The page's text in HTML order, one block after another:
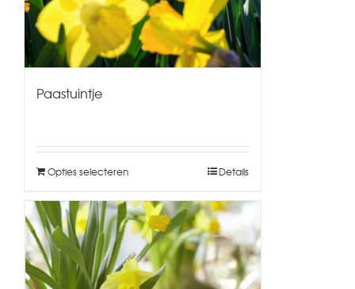
Paastuintje
Opties selecteren Details